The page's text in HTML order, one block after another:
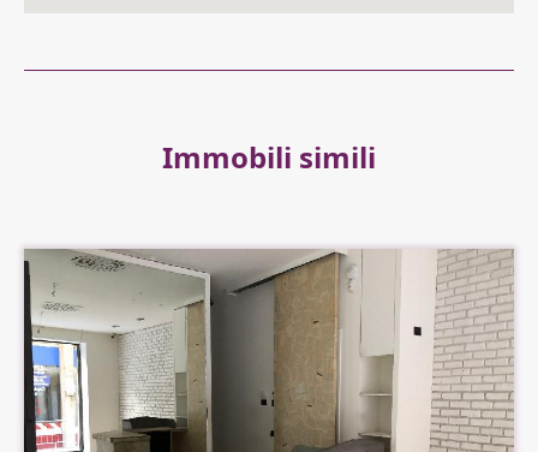
Immobili simili